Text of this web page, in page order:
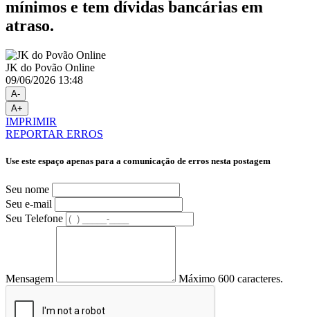
mínimos e tem dívidas bancárias em
atraso.
JK do Povão Online
09/06/2026 13:48
A-
A+
IMPRIMIR
REPORTAR ERROS
Use este espaço apenas para a comunicação de erros nesta postagem
Seu nome
Seu e-mail
Seu Telefone
Mensagem Máximo 600 caracteres.